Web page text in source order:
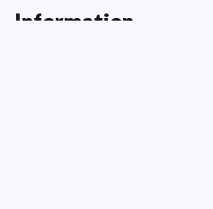
Information